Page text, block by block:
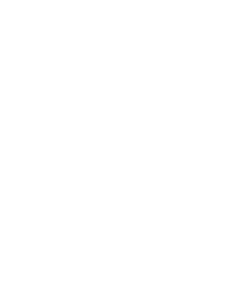
StVZO beantragen
Mähdrescher)